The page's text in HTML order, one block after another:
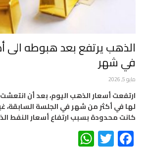
الذهب يرتفع بعد هبوطه
في شهر
مايو 5, 2026
ارتفعت أسعار الذهب اليوم، بعد أن
لها في أكثر من شهر في الجلسة السابقة،
كانت محدودة بسبب ارتفاع أسعار النفط
Facebook
Twitter